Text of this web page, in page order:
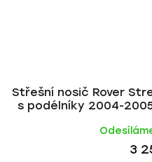
Střešní nosič Rover
s podélníky 2004-
3